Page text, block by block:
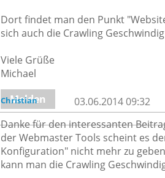
Dort findet man den Punkt
sich auch die Crawling
Viele Grüße
Michael
Melden
Christian
03.06.2014 09:32
Danke für den interessanten
der Webmaster Tools scheint es
Konfiguration" nicht mehr zu
kann man die Crawling